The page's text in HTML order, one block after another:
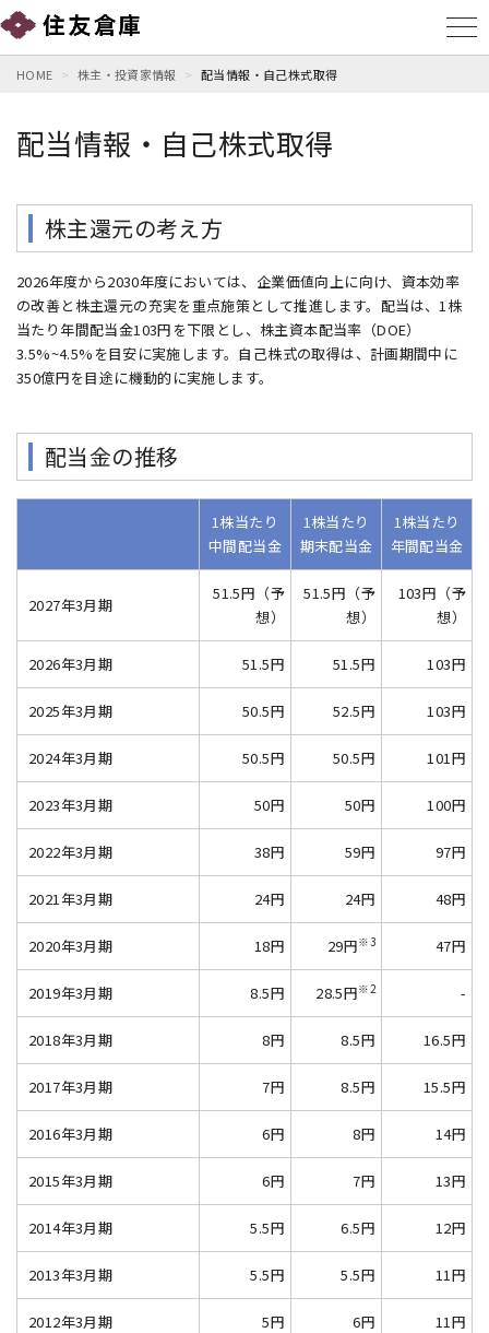
HOME 株主・投資家情報 配当情報・自己株式取得
配当情報・自己株式取得
株主還元の考え方
2026年度から2030年度においては、企業価値向上に向け、資本効率
の改善と株主還元の充実を重点施策として推進します。配当は、1株
当たり年間配当金103円を下限とし、株主資本配当率（DOE）
3.5%~4.5%を目安に実施します。自己株式の取得は、計画期間中に
350億円を目途に機動的に実施します。
配当金の推移
1株当たり
中間配当金
1株当たり
期末配当金
1株当たり
年間配当金
2027年3月期
51.5円（予
想）
51.5円（予
想）
103円（予
想）
2026年3月期 51.5円 51.5円 103円
2025年3月期 50.5円 52.5円 103円
2024年3月期 50.5円 50.5円 101円
2023年3月期 50円 50円 100円
2022年3月期 38円 59円 97円
2021年3月期 24円 24円 48円
2020年3月期 18円 29円※3 47円
2019年3月期 8.5円 28.5円※2 -
2018年3月期 8円 8.5円 16.5円
2017年3月期 7円 8.5円 15.5円
2016年3月期 6円 8円 14円
2015年3月期 6円 7円 13円
2014年3月期 5.5円 6.5円 12円
2013年3月期 5.5円 5.5円 11円
2012年3月期 5円 6円 11円